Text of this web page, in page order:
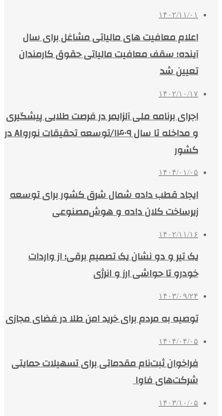
۱۴۰۲/۱۱/۰۱
اعلام معافیت های مالیاتی مشاغل برای سال
آینده؛ سقف معافیت مالیاتی حقوق کارمندان
تعیین شد
۱۴۰۲/۱۰/۱۷
اجرای برنامه ملی آلزایمر در فرصت طلایی پیشگیری
و مداخله تا سال ۱۴۰۹/توسعه تحقیقات نوروAI‌ در
کشور
۱۴۰۴/۰۱/۰۵
ایجاد قطب داده شمال شرق کشور برای توسعه
زیرساخت کلان داده و هوش‌مصنوعی
۱۴۰۲/۱۱/۱۶
یک تیر و دو نشان یک تصمیم برقی؛ از واردات
خودرو تا حواشی ارز و انرژی
۱۴۰۳/۰۹/۲۴
توصیه به مردم برای خرید امن طلا در فضای مجازی
۱۴۰۴/۰۴/۰۵
فراخوان ثبت‌نام مقدماتی برای تسهیلات حمایتی
شرکت‌های فاوا
۱۴۰۳/۱۰/۰۵